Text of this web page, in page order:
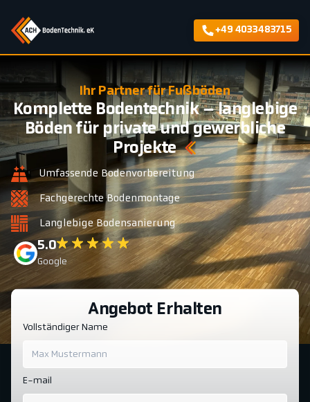
+49 4033483715
Ihr Partner für Fußböden
Komplette Bodentechnik – langlebige
Böden für private und gewerbliche
Projekte
Umfassende Bodenvorbereitung
Fachgerechte Bodenmontage
Langlebige Bodensanierung
5.0
Google
Angebot Erhalten
Vollständiger Name
E-mail